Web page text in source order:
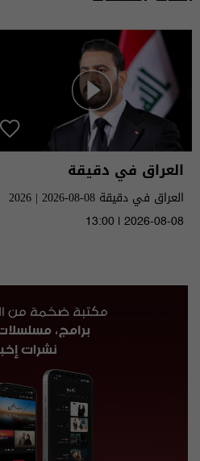
العراق في دقيقة
العراق في دقيقة 08-08-2026 | 2026
13:00 | 2026-08-08